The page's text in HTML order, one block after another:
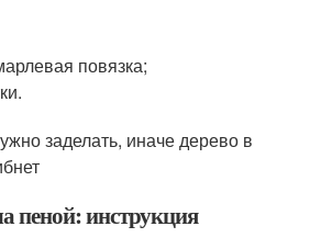
повязка;
заделать, иначе дерево в
пеной: инструкция